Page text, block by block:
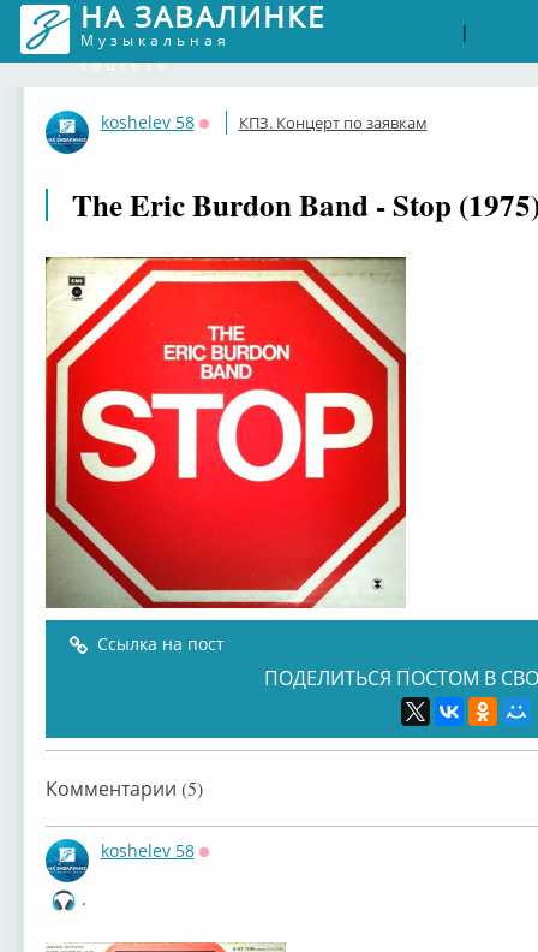
НА ЗАВАЛИНКЕ
Музыкальная
соцсеть
|
koshelev 58
Оффлайн
КПЗ. Концерт по заявкам
The Eric Burdon Band - Stop
Ссылка на пост
ПОДЕЛИТЬСЯ ПОСТОМ В
Комментарии (5)
koshelev 58
.